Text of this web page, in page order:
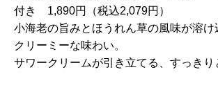
付き 1,890円（税込2,079円）
小海老の旨みとほうれん草の風味が溶け
クリーミーな味わい。
サワークリームが引き立てる、すっきり